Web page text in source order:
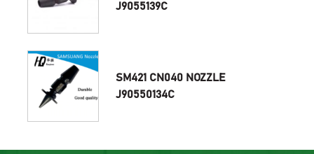
J9055139C
SM421 CN040 NOZZLE
J90550134C